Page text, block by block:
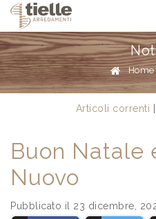
Home
Articoli correnti
Buon Natale
Nuovo
Pubblicato il 23 dicembre,